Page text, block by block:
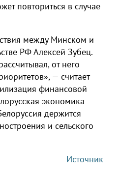
повториться в случае
между Минском и
РФ Алексей Зубец.
от него
— считает
финансовой
экономика
держится
и сельского
Источник